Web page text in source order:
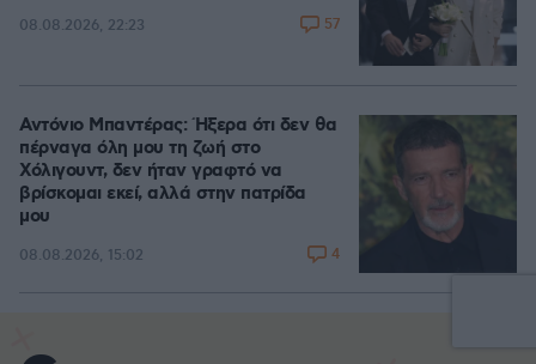
08.08.2026, 22:23 57
Αντόνιο Μπαντέρας: Ήξερα ότι δεν θα
πέρναγα όλη μου τη ζωή στο
Χόλιγουντ, δεν ήταν γραφτό να
βρίσκομαι εκεί, αλλά στην πατρίδα
μου
08.08.2026, 15:02 4